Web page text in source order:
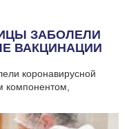
ЗАБОЛЕЛИ
ВАКЦИНАЦИИ
коронавирусной
компонентом,